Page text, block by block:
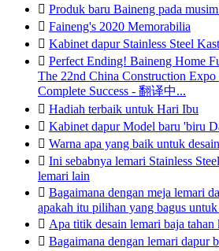
 Produk baru Baineng pada
 Faineng's 2020 Memorabilia
 Kabinet dapur Stainless Steel
 Perfect Ending! Baineng Home
The 22nd China Construction Expo
Complete Success - 翻译中...
 Hadiah terbaik untuk Hari Ibu
 Kabinet dapur Model baru 'biru
 Warna apa yang baik untuk
 Ini sebabnya lemari Stainless
lemari lain
 Bagaimana dengan meja lemari
apakah itu pilihan yang bagus
 Apa titik desain lemari baja tahan
 Bagaimana dengan lemari dapur